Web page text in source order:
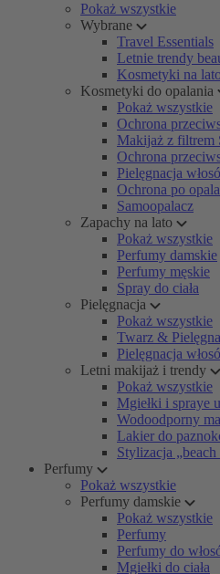
Pokaż wszystkie
Wybrane
Travel Essentials
Letnie trendy
Kosmetyki na
Kosmetyki do opalania
Pokaż wszystkie
Ochrona
Makijaż z filtrem
Ochrona
Pielęgnacja
Ochrona po
Samoopalacz
Zapachy na lato
Pokaż wszystkie
Perfumy damskie
Perfumy męskie
Spray do ciała
Pielęgnacja
Pokaż wszystkie
Twarz &
Pielęgnacja
Letni makijaż i trendy
Pokaż wszystkie
Mgiełki i spraye
Wodoodporny
Lakier do
Stylizacja „beach
Perfumy
Pokaż wszystkie
Perfumy damskie
Pokaż wszystkie
Perfumy
Perfumy do
Mgiełki do ciała